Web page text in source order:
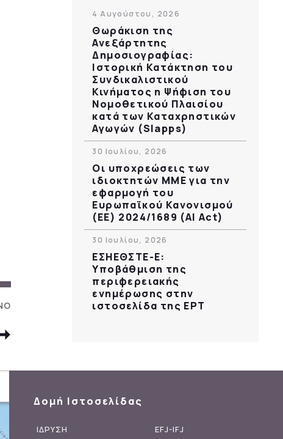
4 Αυγούστου, 2026
Θωράκιση της
Ανεξάρτητης
Δημοσιογραφίας:
Ιστορική Κατάκτηση του
Συνδικαλιστικού
Κινήματος η Ψήφιση του
Νομοθετικού Πλαισίου
κατά των Καταχρηστικών
Αγωγών (Slapps)
30 Ιουλίου, 2026
Οι υποχρεώσεις των
ιδιοκτητών ΜΜΕ για την
εφαρμογή του
Ευρωπαϊκού Κανονισμού
(ΕΕ) 2024/1689 (AI Act)
30 Ιουλίου, 2026
ΕΣΗΕΘΣΤΕ-Ε:
Υποβάθμιση της
περιφερειακής
ενημέρωσης στην
ιστοσελίδα της ΕΡΤ
Δομή Ιστοσελίδας
ΙΔΡΥΣΗ
EFJ-IFJ